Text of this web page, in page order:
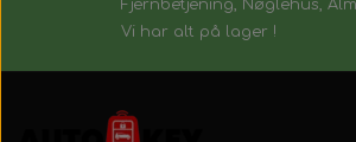
Fjernbetjening, Nøglehus,
Vi har alt på lager !